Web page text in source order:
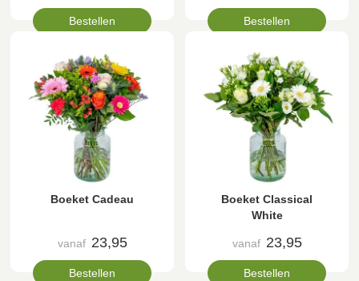
Bestellen Bestellen
Boeket Cadeau
vanaf 23,95
Bestellen
Boeket Classical
White
vanaf 23,95
Bestellen